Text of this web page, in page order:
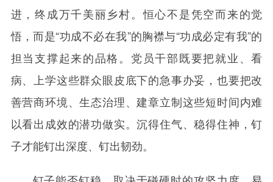
进，终成万千美丽乡村。恒心不是凭空而来的觉
悟，而是“功成不必在我”的胸襟与“功成必定有我”的
担当支撑起来的品格。党员干部既要把就业、看
病、上学这些群众眼皮底下的急事办妥，也要把改
善营商环境、生态治理、建章立制这些短时间内难
以看出成效的潜功做实。沉得住气、稳得住神，钉
子才能钉出深度、钉出韧劲。